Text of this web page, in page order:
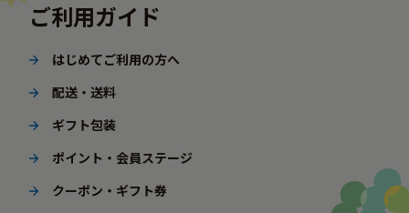
ご利用ガイド
はじめてご利用の方へ
配送・送料
ギフト包装
ポイント・会員ステージ
クーポン・ギフト券